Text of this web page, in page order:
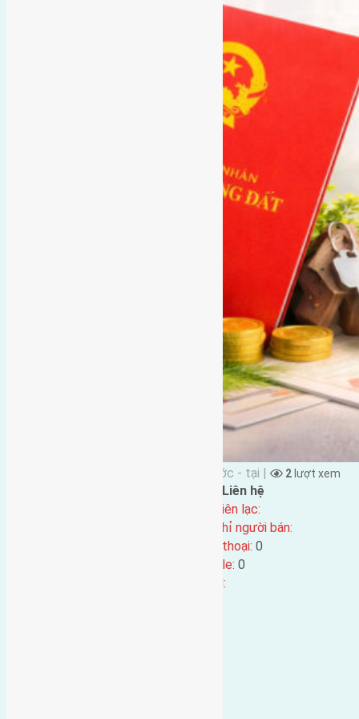
Đặng Đức Giảng đăng vào 3 tháng Trước - tại | 2 lượt xem
Liên hệ
Tên liên lạc:
Địa chỉ người bán:
Điện thoại: 0
Mobile: 0
Email: